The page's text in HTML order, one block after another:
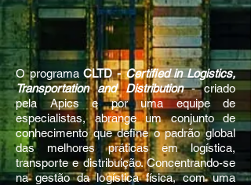
O programaCLTD -Certified in Logistics,
Transportation and Distribution- criado
pela Apics e por uma equipe de
especialistas, abrange um conjunto de
conhecimento que define o padrão global
das melhores práticas em logística,
transporte e distribuição. Concentrando-se
na gestão da logística física, com uma